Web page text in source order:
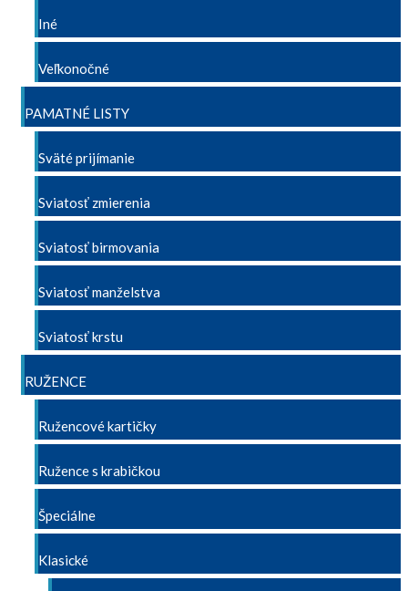
Iné
Veľkonočné
PAMATNÉ LISTY
Sväté prijímanie
Sviatosť zmierenia
Sviatosť birmovania
Sviatosť manželstva
Sviatosť krstu
RUŽENCE
Ružencové kartičky
Ružence s krabičkou
Špeciálne
Klasické